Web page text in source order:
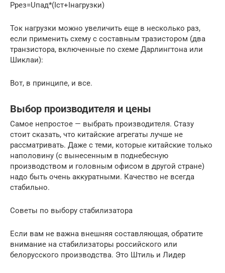
Ррез=Uпад*(Iст+Iнагрузки)
Ток нагрузки можно увеличить еще в несколько раз,
если применить схему с составным тразистором (два
транзистора, включенные по схеме Дарлингтона или
Шиклаи):
Вот, в принципе, и все.
Выбор производителя и цены
Самое непростое — выбрать производителя. Стазу
стоит сказать, что китайские агрегаты лучше не
рассматривать. Даже с теми, которые китайские только
наполовину (с вынесенным в поднебесную
производством и головным офисом в другой стране)
надо быть очень аккуратными. Качество не всегда
стабильно.
Советы по выбору стабилизатора
Если вам не важна внешняя составляющая, обратите
внимание на стабилизаторы российского или
белорусского производства. Это Штиль и Лидер